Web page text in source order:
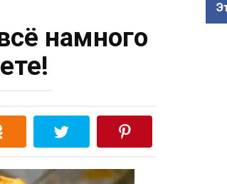
намного